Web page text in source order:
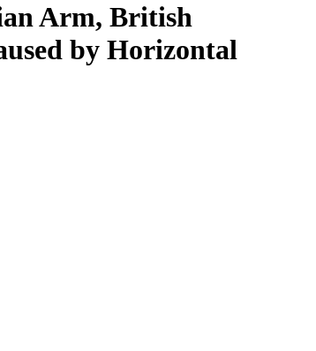
Arm, British
by Horizontal